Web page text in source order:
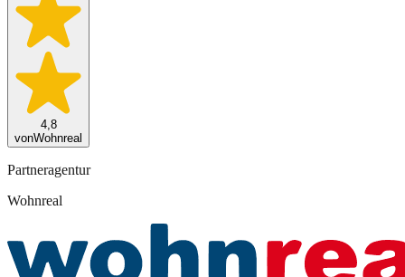
4,8
vonWohnreal
Partneragentur
Wohnreal